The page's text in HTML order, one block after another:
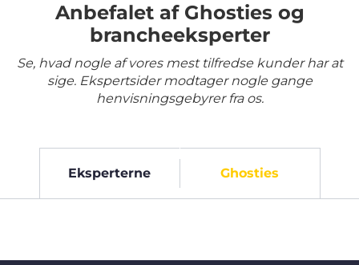
Anbefalet af Ghosties og
brancheeksperter
Se, hvad nogle af vores mest tilfredse kunder har at
sige. Ekspertsider modtager nogle gange
henvisningsgebyrer fra os.
Eksperterne Ghosties